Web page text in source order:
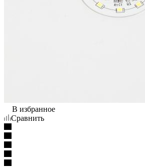
В избранное
Сравнить